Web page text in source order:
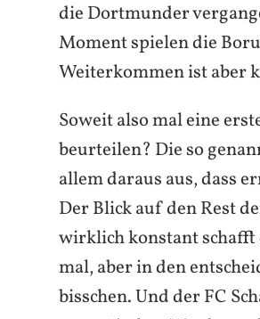
die Dortmunder
Moment spielen die
Weiterkommen ist aber
Soweit also mal eine
beurteilen? Die so
allem daraus aus, dass
Der Blick auf den Rest
wirklich konstant
mal, aber in den
bisschen. Und der FC